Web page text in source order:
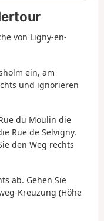
von Ligny-en-
ein, am
und ignorieren
du Moulin die
Rue de Selvigny.
den Weg rechts
ab. Gehen Sie
Kreuzung (Höhe